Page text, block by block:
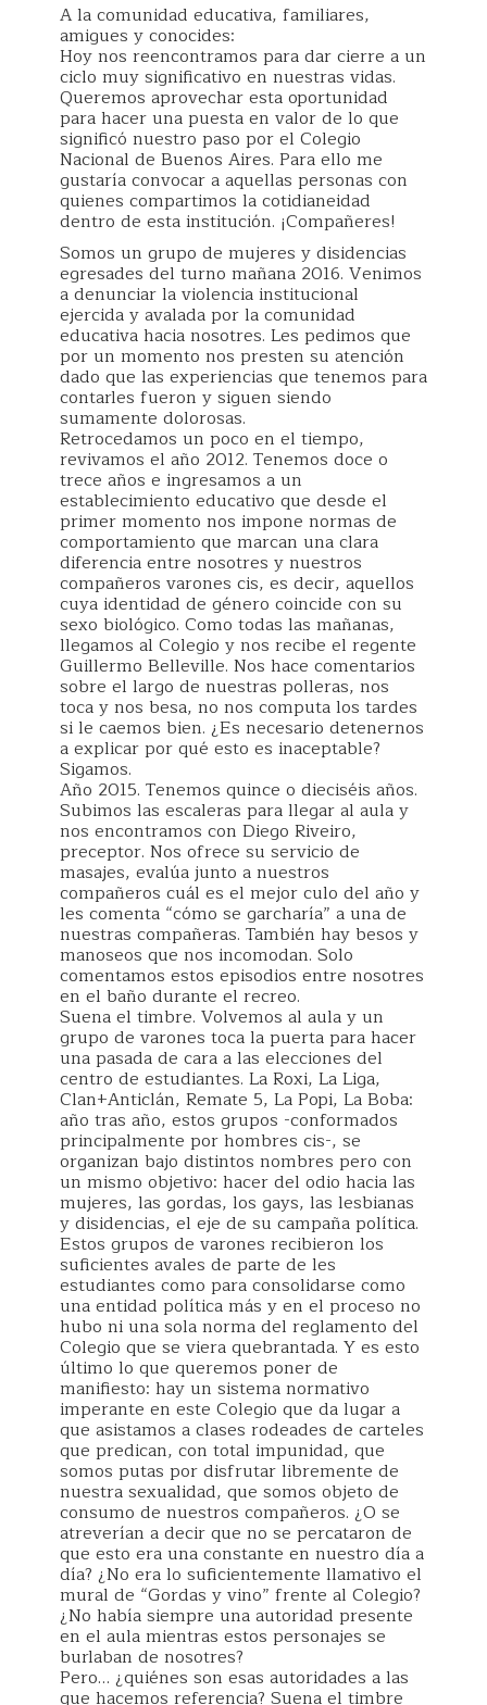
A la comunidad educativa, familiares,
amigues y conocides:
Hoy nos reencontramos para dar cierre a un
ciclo muy significativo en nuestras vidas.
Queremos aprovechar esta oportunidad
para hacer una puesta en valor de lo que
significó nuestro paso por el Colegio
Nacional de Buenos Aires. Para ello me
gustaría convocar a aquellas personas con
quienes compartimos la cotidianeidad
dentro de esta institución. ¡Compañeres!
Somos un grupo de mujeres y disidencias
egresades del turno mañana 2016. Venimos
a denunciar la violencia institucional
ejercida y avalada por la comunidad
educativa hacia nosotres. Les pedimos que
por un momento nos presten su atención
dado que las experiencias que tenemos para
contarles fueron y siguen siendo
sumamente dolorosas.
Retrocedamos un poco en el tiempo,
revivamos el año 2012. Tenemos doce o
trece años e ingresamos a un
establecimiento educativo que desde el
primer momento nos impone normas de
comportamiento que marcan una clara
diferencia entre nosotres y nuestros
compañeros varones cis, es decir, aquellos
cuya identidad de género coincide con su
sexo biológico. Como todas las mañanas,
llegamos al Colegio y nos recibe el regente
Guillermo Belleville. Nos hace comentarios
sobre el largo de nuestras polleras, nos
toca y nos besa, no nos computa los tardes
si le caemos bien. ¿Es necesario detenernos
a explicar por qué esto es inaceptable?
Sigamos.
Año 2015. Tenemos quince o dieciséis años.
Subimos las escaleras para llegar al aula y
nos encontramos con Diego Riveiro,
preceptor. Nos ofrece su servicio de
masajes, evalúa junto a nuestros
compañeros cuál es el mejor culo del año y
les comenta “cómo se garcharía” a una de
nuestras compañeras. También hay besos y
manoseos que nos incomodan. Solo
comentamos estos episodios entre nosotres
en el baño durante el recreo.
Suena el timbre. Volvemos al aula y un
grupo de varones toca la puerta para hacer
una pasada de cara a las elecciones del
centro de estudiantes. La Roxi, La Liga,
Clan+Anticlán, Remate 5, La Popi, La Boba:
año tras año, estos grupos -conformados
principalmente por hombres cis-, se
organizan bajo distintos nombres pero con
un mismo objetivo: hacer del odio hacia las
mujeres, las gordas, los gays, las lesbianas
y disidencias, el eje de su campaña política.
Estos grupos de varones recibieron los
suficientes avales de parte de les
estudiantes como para consolidarse como
una entidad política más y en el proceso no
hubo ni una sola norma del reglamento del
Colegio que se viera quebrantada. Y es esto
último lo que queremos poner de
manifiesto: hay un sistema normativo
imperante en este Colegio que da lugar a
que asistamos a clases rodeades de carteles
que predican, con total impunidad, que
somos putas por disfrutar libremente de
nuestra sexualidad, que somos objeto de
consumo de nuestros compañeros. ¿O se
atreverían a decir que no se percataron de
que esto era una constante en nuestro día a
día? ¿No era lo suficientemente llamativo el
mural de “Gordas y vino” frente al Colegio?
¿No había siempre una autoridad presente
en el aula mientras estos personajes se
burlaban de nosotres?
Pero… ¿quiénes son esas autoridades a las
que hacemos referencia? Suena el timbre